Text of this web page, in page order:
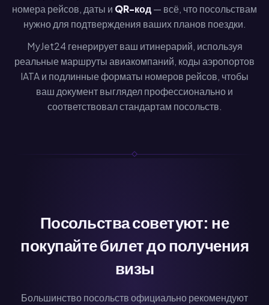
номера рейсов, даты и QR-код — всё, что посольствам
нужно для подтверждения ваших планов поездки.
MyJet24 генерирует ваш итинерарий, используя
реальные маршруты авиакомпаний, коды аэропортов
IATA и подлинные форматы номеров рейсов, чтобы
ваш документ выглядел профессионально и
соответствовал стандартам посольств.
Посольства советуют: не
покупайте билет до получения
визы
Большинство посольств официально рекомендуют